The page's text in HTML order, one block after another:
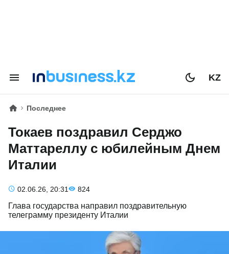
KZ
Последнее
Токаев поздравил Серджо
Маттареллу с юбилейным Днем
Италии
02.06.26, 20:31 824
Глава государства направил поздравительную
телеграмму президенту Италии